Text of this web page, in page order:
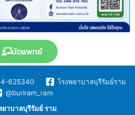
นัดแพทย์
625340
โรงพยาบาลบุรีรัมย์ราม
@buriram_ram
ยาบาลบุรีรัมย์ ราม